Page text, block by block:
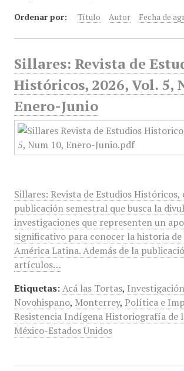
Ordenar por: Título Autor Fecha de
Sillares: Revista de
Históricos, 2026, Vol. 5,
Enero-Junio
Sillares: Revista de Estudios Históricos,
publicación semestral que busca la
investigaciones que representen un
significativo para conocer la historia de
América Latina. Además de la
artículos…
Etiquetas: Acá las Tortas,
Novohispano, Monterrey, Política e
Resistencia Indígena Historiografía de
México-Estados Unidos